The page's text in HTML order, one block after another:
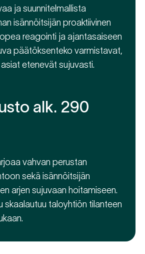
ja suunnitelmallista
isännöitsijän proaktiivinen
reagointi ja ajantasaiseen
päätöksenteko varmistavat,
etenevät sujuvasti.
alk. 290
vahvan perustan
sekä isännöitsijän
arjen sujuvaan hoitamiseen.
skaalautuu taloyhtiön tilanteen